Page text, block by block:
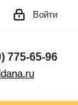
Войти
775-65-96